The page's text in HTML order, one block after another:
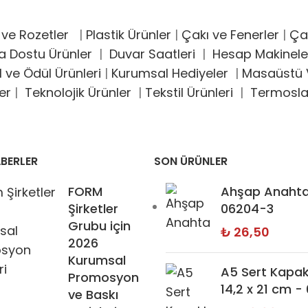
Rozetler | Plastik Ürünler | Çakı ve Fenerler |
Dostu Ürünler | Duvar Saatleri | Hesap
ve Ödül Ürünleri | Kurumsal Hediyeler | Masaüstü
| Teknolojik Ürünler | Tekstil Ürünleri |
FORM
Şirketler
Grubu için
2026
Kurumsal
Promosyon
ve Baskı
SON ÜRÜNLER
Ahşap
06204-3
₺ 26,50
A5 Sert
14,2 x 21 cm